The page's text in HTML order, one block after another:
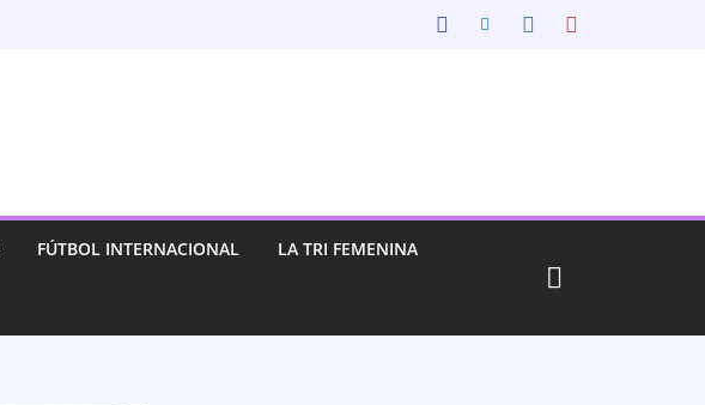
FÚTBOL INTERNACIONAL LA TRI FEMENINA